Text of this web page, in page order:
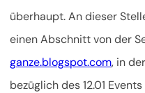
überhaupt. An dieser
einen Abschnitt von der
ganze.blogspot.com, in
bezüglich des 12.01